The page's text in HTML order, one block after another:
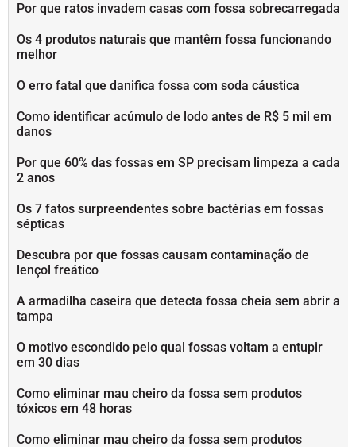
Por que ratos invadem casas com fossa sobrecarregada
Os 4 produtos naturais que mantêm fossa funcionando
melhor
O erro fatal que danifica fossa com soda cáustica
Como identificar acúmulo de lodo antes de R$ 5 mil em
danos
Por que 60% das fossas em SP precisam limpeza a cada
2 anos
Os 7 fatos surpreendentes sobre bactérias em fossas
sépticas
Descubra por que fossas causam contaminação de
lençol freático
A armadilha caseira que detecta fossa cheia sem abrir a
tampa
O motivo escondido pelo qual fossas voltam a entupir
em 30 dias
Como eliminar mau cheiro da fossa sem produtos
tóxicos em 48 horas
Como eliminar mau cheiro da fossa sem produtos